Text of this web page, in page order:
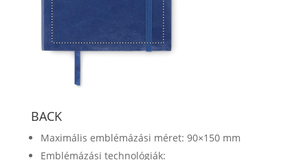
BACK
Maximális emblémázási méret: 90×150 mm
Emblémázási technológiák: